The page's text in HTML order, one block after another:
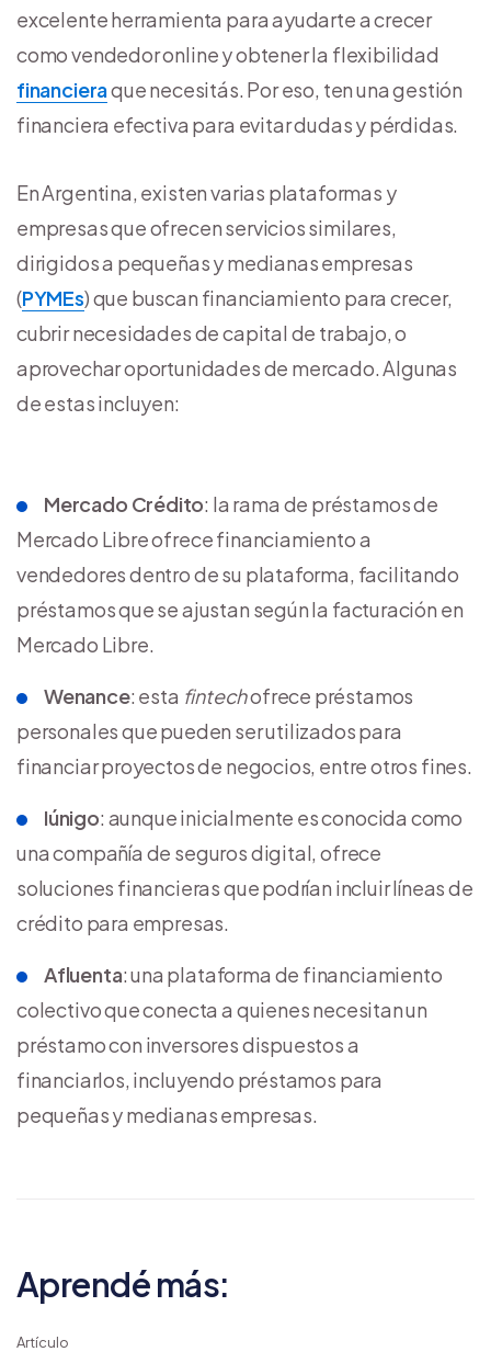
excelente herramienta para ayudarte a crecer
como vendedor online y obtener la flexibilidad
financieraque necesitás. Por eso, ten una gestión
financiera efectiva para evitar dudas y pérdidas.
En Argentina, existen varias plataformas y
empresas que ofrecen servicios similares,
dirigidos a pequeñas y medianas empresas
(PYMEs) que buscan financiamiento para crecer,
cubrir necesidades de capital de trabajo, o
aprovechar oportunidades de mercado. Algunas
de estas incluyen:
Mercado Crédito: la rama de préstamos de
Mercado Libre ofrece financiamiento a
vendedores dentro de su plataforma, facilitando
préstamos que se ajustan según la facturación en
Mercado Libre.
Wenance: esta fintechofrece préstamos
personales que pueden ser utilizados para
financiar proyectos de negocios, entre otros fines.
Iúnigo: aunque inicialmente es conocida como
una compañía de seguros digital, ofrece
soluciones financieras que podrían incluir líneas de
crédito para empresas.
Afluenta: una plataforma de financiamiento
colectivo que conecta a quienes necesitan un
préstamo con inversores dispuestos a
financiarlos, incluyendo préstamos para
pequeñas y medianas empresas.
Aprendé más:
Artículo